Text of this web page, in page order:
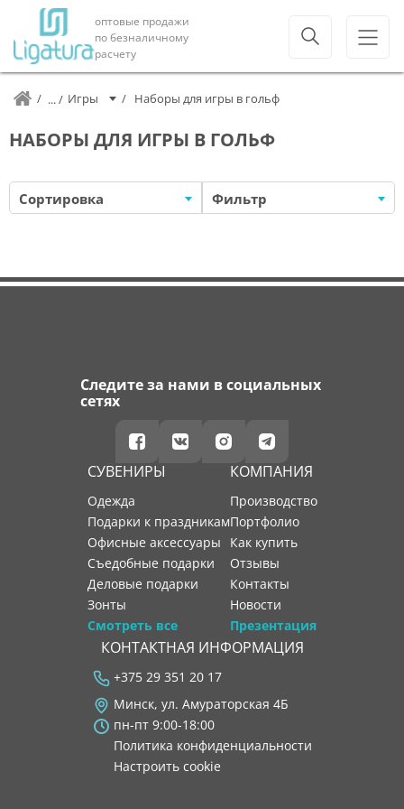
оптовые продажи
по безналичному
расчету
Игры Наборы для игры в гольф
НАБОРЫ ДЛЯ ИГРЫ В ГОЛЬФ
Сортировка Фильтр
Следите за нами в социальных
сетях
СУВЕНИРЫ
Одежда
Подарки к праздникам
Офисные аксессуары
Съедобные подарки
Деловые подарки
Зонты
Смотреть все
КОМПАНИЯ
производство
портфолио
как купить
отзывы
контакты
новости
Презентация
КОНТАКТНАЯ ИНФОРМАЦИЯ
+375 29 351 20 17
Минск, ул. Амураторская 4Б
пн-пт 9:00-18:00
Политика конфиденциальности
Настроить cookie